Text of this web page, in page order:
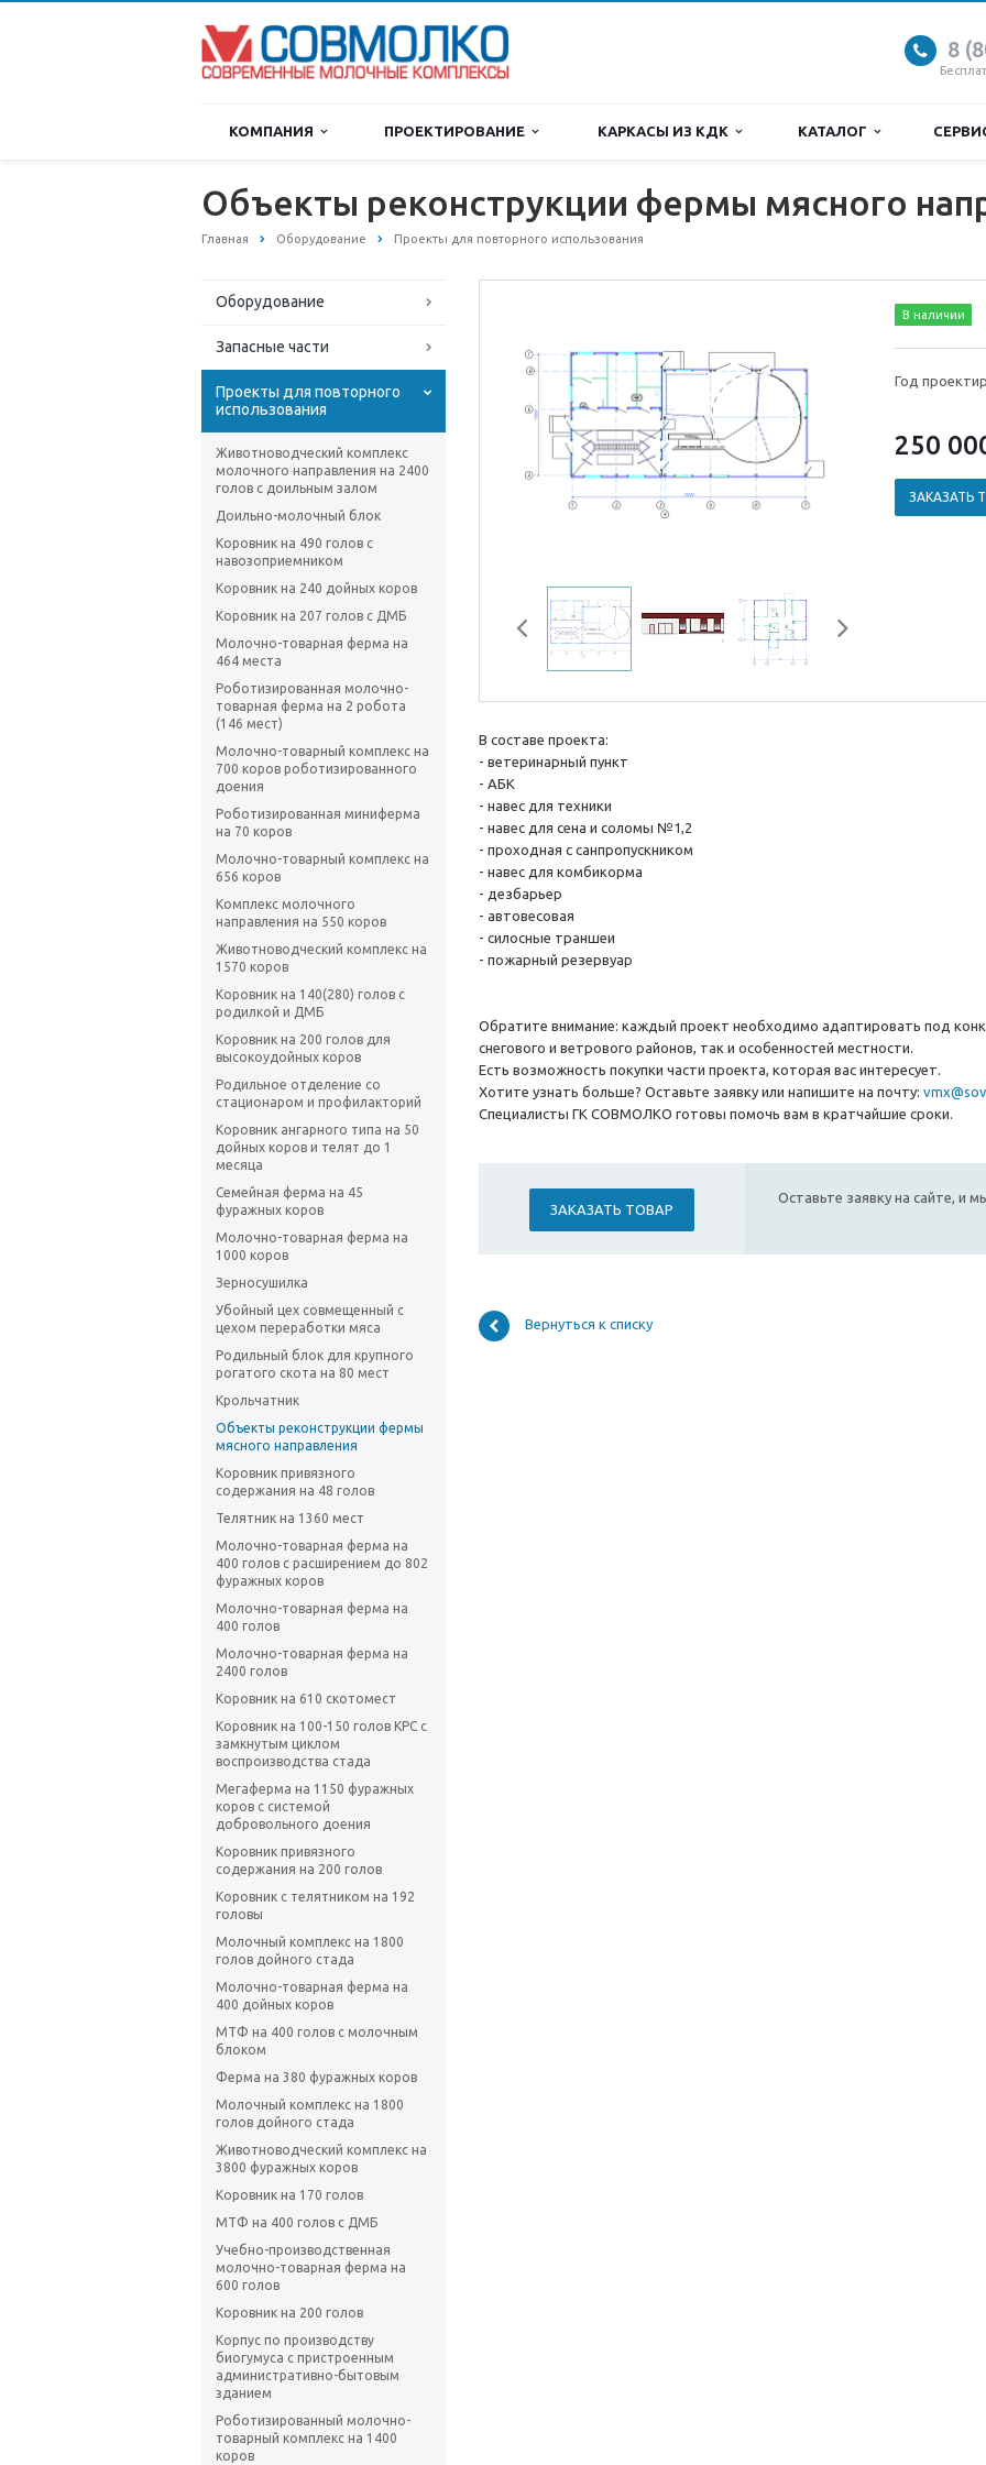
8
КОМПАНИЯ ПРОЕКТИРОВАНИЕ КАРКАСЫ ИЗ КДК КАТАЛОГ
Объекты реконструкции фермы мясного
Главная Оборудование Проекты для повторного использования
Оборудование
Запасные части
Проекты для повторного
использования
Животноводческий комплекс
молочного направления на 2400
голов с доильным залом
Доильно-молочный блок
Коровник на 490 голов с
навозоприемником
Коровник на 240 дойных коров
Коровник на 207 голов с ДМБ
Молочно-товарная ферма на
464 места
Роботизированная молочно-
товарная ферма на 2 робота
(146 мест)
Молочно-товарный комплекс на
700 коров роботизированного
доения
Роботизированная миниферма
на 70 коров
Молочно-товарный комплекс на
656 коров
Комплекс молочного
направления на 550 коров
Животноводческий комплекс на
1570 коров
Коровник на 140(280) голов с
родилкой и ДМБ
Коровник на 200 голов для
высокоудойных коров
Родильное отделение со
стационаром и профилакторий
Коровник ангарного типа на 50
дойных коров и телят до 1
месяца
Семейная ферма на 45
фуражных коров
Молочно-товарная ферма на
1000 коров
Зерносушилка
Убойный цех совмещенный с
цехом переработки мяса
Родильный блок для крупного
рогатого скота на 80 мест
Крольчатник
Объекты реконструкции фермы
мясного направления
Коровник привязного
содержания на 48 голов
Телятник на 1360 мест
Молочно-товарная ферма на
400 голов с расширением до 802
фуражных коров
Молочно-товарная ферма на
400 голов
Молочно-товарная ферма на
2400 голов
Коровник на 610 скотомест
Коровник на 100-150 голов КРС с
замкнутым циклом
воспроизводства стада
Мегаферма на 1150 фуражных
коров с системой
добровольного доения
Коровник привязного
содержания на 200 голов
Коровник с телятником на 192
головы
Молочный комплекс на 1800
голов дойного стада
Молочно-товарная ферма на
400 дойных коров
МТФ на 400 голов с молочным
блоком
Ферма на 380 фуражных коров
Молочный комплекс на 1800
голов дойного стада
Животноводческий комплекс на
3800 фуражных коров
Коровник на 170 голов
МТФ на 400 голов с ДМБ
Учебно-производственная
молочно-товарная ферма на
600 голов
Коровник на 200 голов
Корпус по производству
биогумуса с пристроенным
административно-бытовым
зданием
Роботизированный молочно-
товарный комплекс на 1400
коров
Previous Next
В наличии
Год
250
ЗАКАЗАТЬ
В составе проекта:
- ветеринарный пункт
- АБК
- навес для техники
- навес для сена и соломы №1,2
- проходная с санпропускником
- навес для комбикорма
- дезбарьер
- автовесовая
- силосные траншеи
- пожарный резервуар
Обратите внимание: каждый проект необходимо адаптировать под
снегового и ветрового районов, так и особенностей местности.
Есть возможность покупки части проекта, которая вас интересует.
Хотите узнать больше? Оставьте заявку или напишите на почту:
Специалисты ГК СОВМОЛКО готовы помочь вам в кратчайшие сроки.
ЗАКАЗАТЬ ТОВАР
Оставьте заявку на сайте, и
Вернуться к списку